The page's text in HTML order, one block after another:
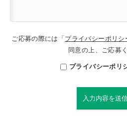
ご応募の際には「 プライバシーポリシ
同意の上、ご応募
プライバシーポリ